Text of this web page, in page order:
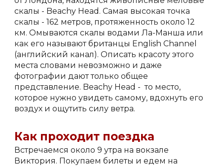
скалы - Beachy Head. Самая высокая точка
скалы - 162 метров, протяженность около 12
км. Омываются скалы водами Ла-Манша или
как его называют британцы English Сhannel
(английский канал). Описать красоту этого
места словами невозможно и даже
фотографии дают только общее
представление. Beachy Head -  то место,
которое нужно увидеть самому, вдохнуть его
воздух и ощутить силу ветра.
Как проходит поездка
Встречаемся около 9 утра на вокзале
Виктория. Покупаем билеты и едем на